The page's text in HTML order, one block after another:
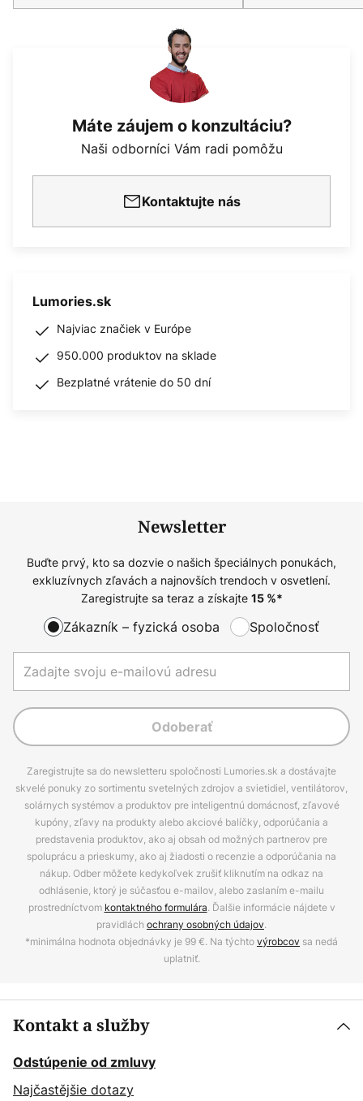
Máte záujem o konzultáciu?
Naši odborníci Vám radi pomôžu
Kontaktujte nás
Lumories.sk
Najviac značiek v Európe
950.000 produktov na sklade
Bezplatné vrátenie do 50 dní
Newsletter
Buďte prvý, kto sa dozvie o našich špeciálnych ponukách,
exkluzívnych zľavách a najnovších trendoch v osvetlení.
Zaregistrujte sa teraz a získajte 15%*
Zákazník – fyzická osoba Spoločnosť
Odoberať
Zaregistrujte sa do newsletteru spoločnosti Lumories.sk a dostávajte
skvelé ponuky zo sortimentu svetelných zdrojov a svietidiel, ventilátorov,
solárnych systémov a produktov pre inteligentnú domácnosť, zľavové
kupóny, zľavy na produkty alebo akciové balíčky, odporúčania a
predstavenia produktov, ako aj obsah od možných partnerov pre
spoluprácu a prieskumy, ako aj žiadosti o recenzie a odporúčania na
nákup. Odber môžete kedykoľvek zrušiť kliknutím na odkaz na
odhlásenie, ktorý je súčasťou e-mailov, alebo zaslaním e-mailu
prostredníctvom kontaktného formulára. Ďalšie informácie nájdete v
pravidlách ochrany osobných údajov.
*minimálna hodnota objednávky je 99 €. Na týchtovýrobcov sa nedá
uplatniť.
Kontakt a služby
Odstúpenie od zmluvy
Najčastějšie dotazy